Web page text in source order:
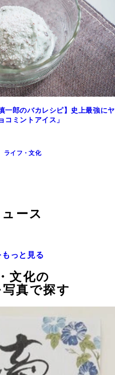
一郎のバカレシピ】史上最強にヤ
コミントアイス」
ライフ・文化
ース
っと見る
文化の
真で探す